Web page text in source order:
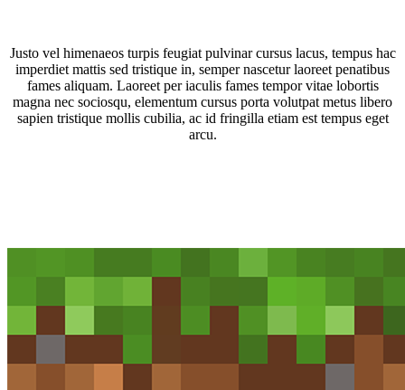
Justo vel himenaeos turpis feugiat pulvinar cursus lacus, tempus hac
imperdiet mattis sed tristique in, semper nascetur laoreet penatibus
fames aliquam. Laoreet per iaculis fames tempor vitae lobortis
magna nec sociosqu, elementum cursus porta volutpat metus libero
sapien tristique mollis cubilia, ac id fringilla etiam est tempus eget
arcu.